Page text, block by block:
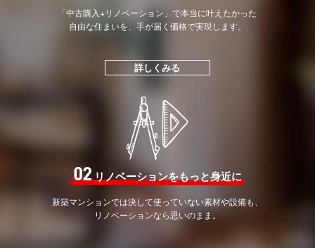
「中古購入+リノベーション」で本当に叶えたかった
自由な住まいを、手が届く価格で実現します。
詳しくみる
02リノベーションをもっと身近に
新築マンションでは決して使っていない素材や設備も、
リノベーションなら思いのまま。